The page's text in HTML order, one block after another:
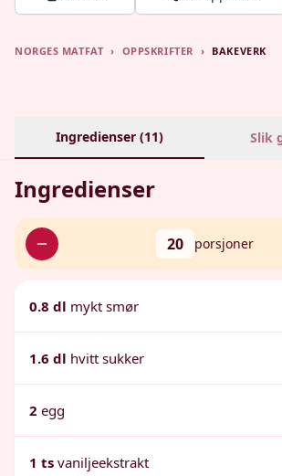
NORGES MATFAT › OPPSKRIFTER › BAKEVERK
Ingredienser (11) Slik
Ingredienser
20 porsjoner
0.8 dl mykt smør
1.6 dl hvitt sukker
2 egg
1 ts vaniljeekstrakt